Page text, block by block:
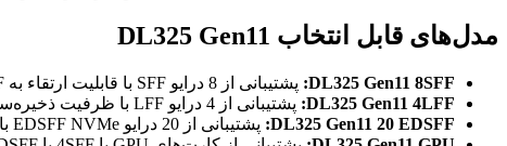
مدل‌های قابل انتخاب DL325 Gen11
DL325 Gen11 8SFF: پشتیبانی از 8 درایو SFF با قابلیت ارتقاء به 10SFF
DL325 Gen11 4LFF: پشتیبانی از 4 درایو LFF با ظرفیت ذخیره‌سازی بالا
DL325 Gen11 20 EDSFF: پشتیبانی از 20 درایو EDSFF NVMe با ظرفیت تا 307.2 ترابایت